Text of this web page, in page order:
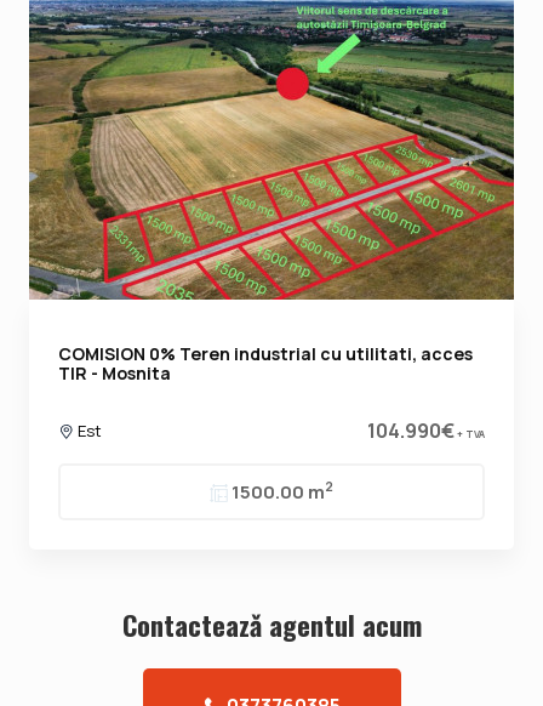
COMISION 0% Teren industrial cu utilitati, acces
TIR - Mosnita
Est 104.990€+ TVA
1500.00 m2
Contacteazǎ agentul acum